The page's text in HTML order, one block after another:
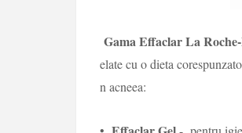
Gama Effaclar La Roche-
elate cu o dieta
n acneea: